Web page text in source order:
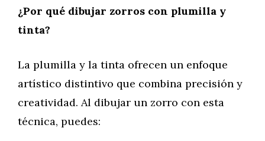
¿Por qué dibujar zorros con plumilla y
tinta?
La plumilla y la tinta ofrecen un enfoque
artístico distintivo que combina precisión y
creatividad. Al dibujar un zorro con esta
técnica, puedes: